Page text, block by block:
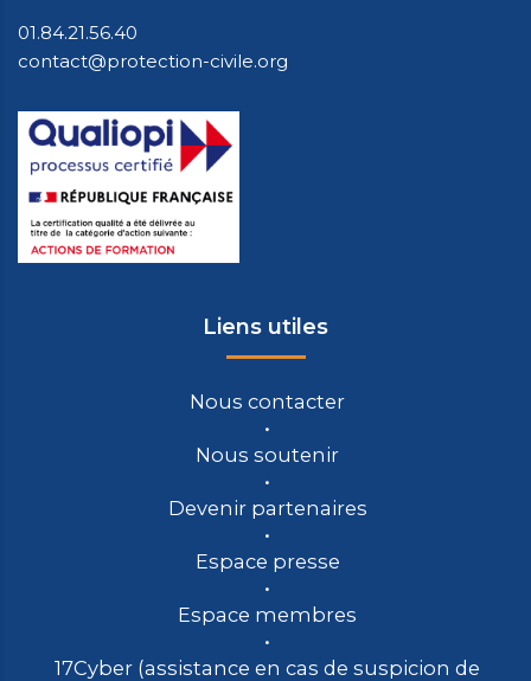
01.84.21.56.40
contact@protection-civile.org
Liens utiles
Nous contacter
Nous soutenir
Devenir partenaires
Espace presse
Espace membres
17Cyber (assistance en cas de suspicion de